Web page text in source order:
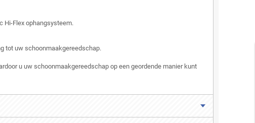
Hi-Flex ophangsysteem.
tot uw schoonmaakgereedschap.
u uw schoonmaakgereedschap op een geordende manier kunt